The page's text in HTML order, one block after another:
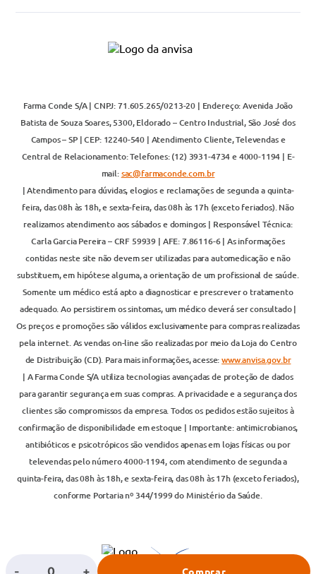
- + Comprar
Farma Conde S/A | CNPJ: 71.605.265/0213-20 | Endereço: Avenida João
Batista de Souza Soares, 5300, Eldorado – Centro Industrial, São José dos
Campos – SP | CEP: 12240-540 | Atendimento Cliente, Televendas e
Central de Relacionamento: Telefones: (12) 3931-4734 e 4000-1194 | E-
mail:sac@farmaconde.com.br
| Atendimento para dúvidas, elogios e reclamações de segunda a quinta-
feira, das 08h às 18h, e sexta-feira, das 08h às 17h (exceto feriados). Não
realizamos atendimento aos sábados e domingos | Responsável Técnica:
Carla Garcia Pereira – CRF 59939 | AFE: 7.86116-6 | As informações
contidas neste site não devem ser utilizadas para automedicação e não
substituem, em hipótese alguma, a orientação de um profissional de saúde.
Somente um médico está apto a diagnosticar e prescrever o tratamento
adequado. Ao persistirem os sintomas, um médico deverá ser consultado |
Os preços e promoções são válidos exclusivamente para compras realizadas
pela internet. As vendas on-line são realizadas por meio da Loja do Centro
de Distribuição (CD). Para mais informações, acesse:www.anvisa.gov.br
| A Farma Conde S/A utiliza tecnologias avançadas de proteção de dados
para garantir segurança em suas compras. A privacidade e a segurança dos
clientes são compromissos da empresa. Todos os pedidos estão sujeitos à
confirmação de disponibilidade em estoque | Importante: antimicrobianos,
antibióticos e psicotrópicos são vendidos apenas em lojas físicas ou por
televendas pelo número 4000-1194, com atendimento de segunda a
quinta-feira, das 08h às 18h, e sexta-feira, das 08h às 17h (exceto feriados),
conforme Portaria nº 344/1999 do Ministério da Saúde.